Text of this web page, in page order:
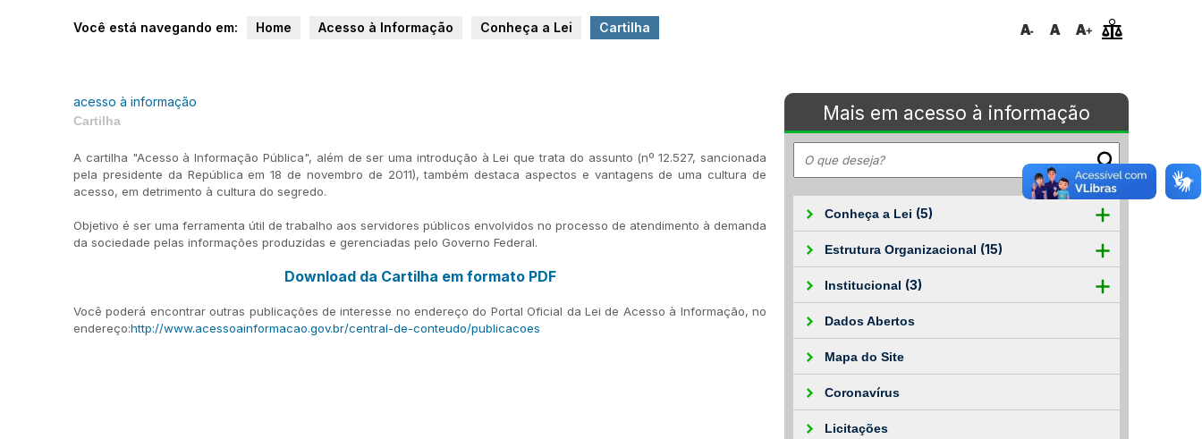
Você está navegando em: Home Acesso à Informação Conheça a Lei Cartilha
Mais em acesso à informação
Conheça a Lei (5)
Estrutura Organizacional (15)
Institucional (3)
Dados Abertos
Mapa do Site
Coronavírus
Licitações
acesso à informação
Cartilha
A cartilha "Acesso à Informação Pública", além de ser uma introdução à Lei que trata do assunto (nº 12.527, sancionada
pela presidente da República em 18 de novembro de 2011), também destaca aspectos e vantagens de uma cultura de
acesso, em detrimento à cultura do segredo.
Objetivo é ser uma ferramenta útil de trabalho aos servidores públicos envolvidos no processo de atendimento à demanda
da sociedade pelas informações produzidas e gerenciadas pelo Governo Federal.
Download da Cartilha em formato PDF
Você poderá encontrar outras publicações de interesse no endereço do Portal Oficial da Lei de Acesso à Informação, no
endereço:http://www.acessoainformacao.gov.br/central-de-conteudo/publicacoes